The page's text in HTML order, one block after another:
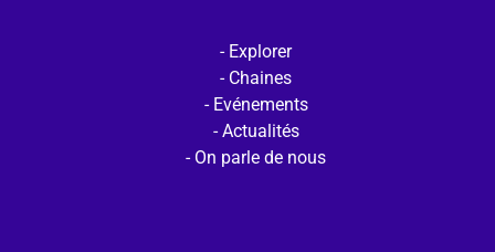
Explorer
Chaines
Evénements
Actualités
On parle de nous